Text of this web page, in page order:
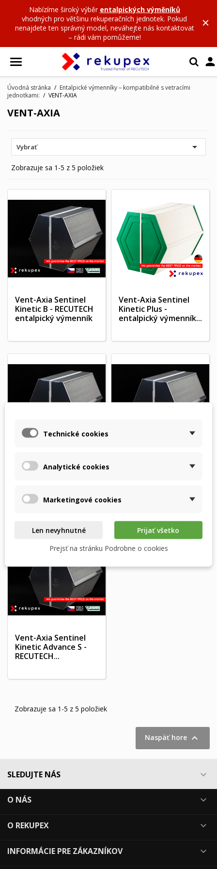
Nabízíme široký výběr entalpických výměníků
vhodných pro většinu rekuperačních jednotek. Pokud
nenajdete ten správný model, neváhejte nás kontaktovat
– rádi vám pomůžeme!

Úvodná stránka
Entalpické výmenníky – kompatibilné s vetracími
jednotkami:
VENT-AXIA
VENT-AXIA
Vybrať 
Zobrazuje sa 1-5 z 5 položiek
Vent-Axia Sentinel
Kinetic B - RECUTECH
entalpický výmenník
Vent-Axia Sentinel
Kinetic Plus -
entalpický výmenník...
Vent-Axia Sentinel
Kinetic F - RECUTECH
Vent-Axia Sentinel
Kinetic Advance S -
RECUTECH...
Zobrazuje sa 1-5 z 5 položiek
Naspäť hore 
SLEDUJTE NÁS 
O NÁS 
O REKUPEX 
INFORMÁCIE PRE ZÁKAZNÍKOV 
Technické cookies
Analytické cookies
Marketingové cookies
Len nevyhnutné
Prijať všetko
Prejsť na stránku Podrobne o cookies